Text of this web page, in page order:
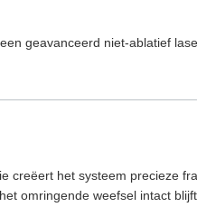
geavanceerd niet-ablatief
creëert het systeem precieze
omringende weefsel intact